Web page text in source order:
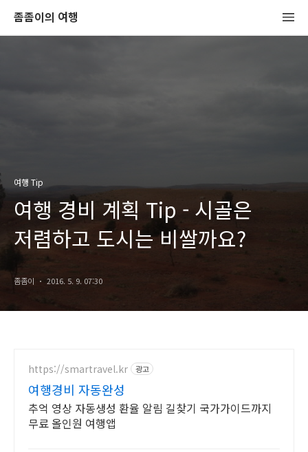
좀좀이의 여행
여행 Tip
여행 경비 계획 Tip - 시골은
저렴하고 도시는 비쌀까요?
좀좀이 2016. 5. 9. 07:30
https://smartravel.kr 광고
여행경비 자동완성
추억 영상 자동생성 환율 알림 길찾기 국가가이드까지
무료 올인원 여행앱